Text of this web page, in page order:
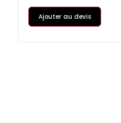
Ajouter au devis